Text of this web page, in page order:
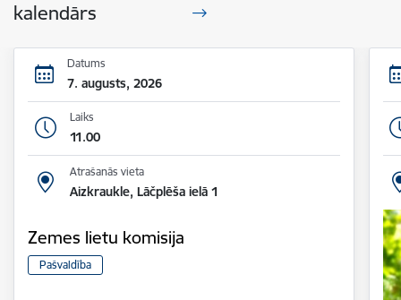
kalendārs
Datums
7. augusts, 2026
Laiks
11.00
Atrašanās vieta
Aizkraukle, Lāčplēša ielā 1
Zemes lietu komisija
Pašvaldība